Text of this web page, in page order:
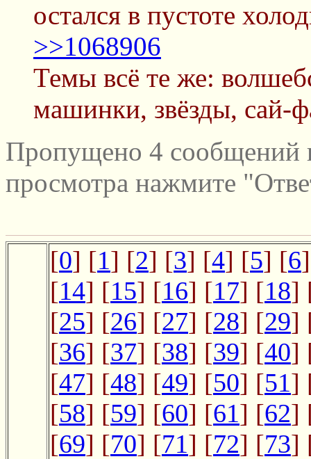
остался в пустоте
>>1068906
Темы всё те же:
машинки, звёзды, сай-
Пропущено 4 сообщений
просмотра нажмите
[0] [1] [2] [3] [4] [5] [6
[14] [15] [16] [17] [18]
[25] [26] [27] [28] [29]
[36] [37] [38] [39] [40]
[47] [48] [49] [50] [51]
[58] [59] [60] [61] [62]
[69] [70] [71] [72] [73]